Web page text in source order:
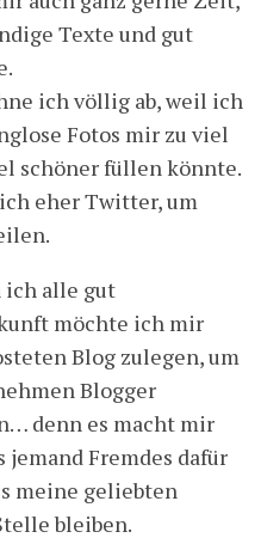
Texte und gut
ich völlig ab, weil ich
Fotos mir zu viel
schöner füllen könnte.
eher Twitter, um
ich alle gut
möchte ich mir
Blog zulegen, um
Blogger
denn es macht mir
jemand Fremdes dafür
meine geliebten
bleiben.